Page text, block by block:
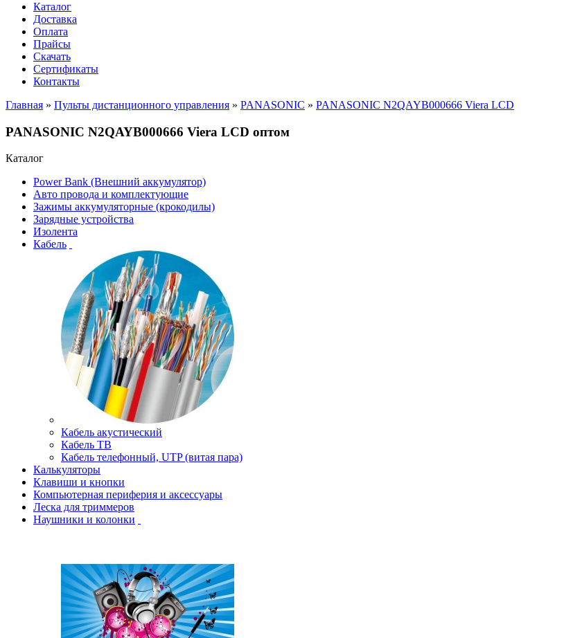
Каталог
Доставка
Оплата
Прайсы
Cкачать
Сертификаты
Контакты
Главная » Пульты дистанционного управления » PANASONIC » PANASONIC N2QAYB000666 Viera LCD
PANASONIC N2QAYB000666 Viera LCD оптом
Каталог
Power Bank (Внешний аккумулятор)
Авто провода и комплектующие
Зажимы аккумуляторные (крокодилы)
Зарядные устройства
Изолента
Кабель
Кабель акустический
Кабель ТВ
Кабель телефонный, UTP (витая пара)
Калькуляторы
Клавиши и кнопки
Компьютерная периферия и аксессуары
Леска для триммеров
Наушники и колонки